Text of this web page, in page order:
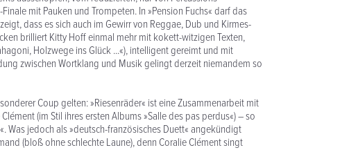
mit Pauken und Trompeten. In »Pension Fuchs« darf das
dass es sich auch im Gewirr von Reggae, Dub und Kirmes-
brilliert Kitty Hoff einmal mehr mit kokett-witzigen Texten,
Holzwege ins Glück ...«), intelligent gereimt und mit
zwischen Wortklang und Musik gelingt derzeit niemandem so
Coup gelten: »Riesenräder« ist eine Zusammenarbeit mit
(im Stil ihres ersten Albums »Salle des pas perdus«) – so
Was jedoch als »deutsch-französisches Duett« angekündigt
(bloß ohne schlechte Laune), denn Coralie Clément singt